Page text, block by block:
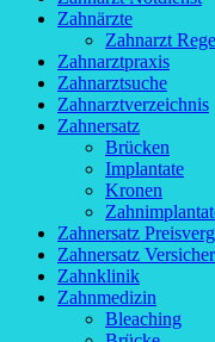
Zahnärzte
Zahnarzt
Zahnarztpraxis
Zahnarztsuche
Zahnarztverzeichnis
Zahnersatz
Brücken
Implantate
Kronen
Zahnersatz
Zahnersatz
Zahnklinik
Zahnmedizin
Bleaching